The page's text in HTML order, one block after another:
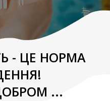
- ЦЕ НОРМА
...